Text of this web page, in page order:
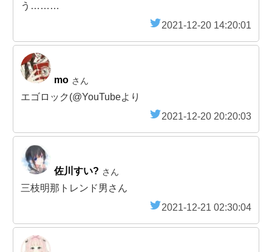
う………
2021-12-20 14:20:01
mo さん
エゴロック(@YouTubeより
2021-12-20 20:20:03
佐川すい? さん
三枝明那トレンド男さん
2021-12-21 02:30:04